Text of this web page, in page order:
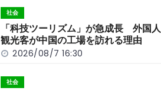
k
社会
「科技ツーリズム」が急成長 外国人
観光客が中国の工場を訪れる理由
2026/08/7 16:30
社会